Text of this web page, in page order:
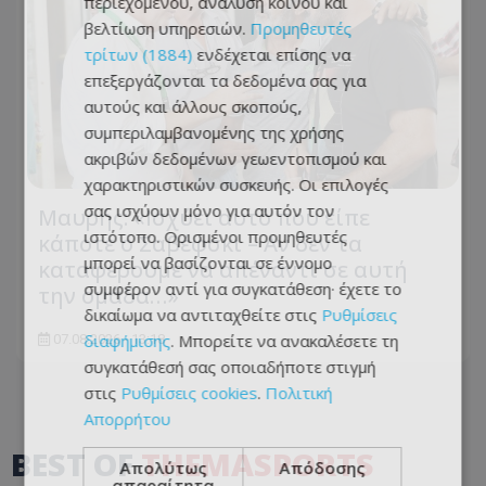
Μαυρής: «Ισχύει αυτό που είπε
κάποτε ο Σαβέφσκι – Αν δεν τα
καταφέρουμε να απέναντι σε αυτή
την ομάδα…»
07.08.2026 - 13:18
BEST OFTHEMASPORTS
βελτίωση υπηρεσιών. Προμηθευτές
τρίτων (1884) ενδέχεται επίσης να
επεξεργάζονται τα δεδομένα σας για
αυτούς και άλλους σκοπούς,
συμπεριλαμβανομένης της χρήσης
ακριβών δεδομένων γεωεντοπισμού και
χαρακτηριστικών συσκευής. Οι επιλογές
σας ισχύουν μόνο για αυτόν τον
ιστότοπο. Ορισμένοι προμηθευτές
μπορεί να βασίζονται σε έννομο
συμφέρον αντί για συγκατάθεση· έχετε το
δικαίωμα να αντιταχθείτε στις Ρυθμίσεις
διαφήμισης. Μπορείτε να ανακαλέσετε τη
συγκατάθεσή σας οποιαδήποτε στιγμή
στις Ρυθμίσεις cookies. Πολιτική
Απορρήτου
Απολύτως
Απόδοσης